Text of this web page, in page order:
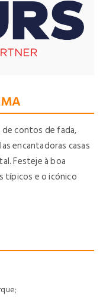
de contos de fada,
encantadoras casas
Festeje à boa
típicos e o icónico